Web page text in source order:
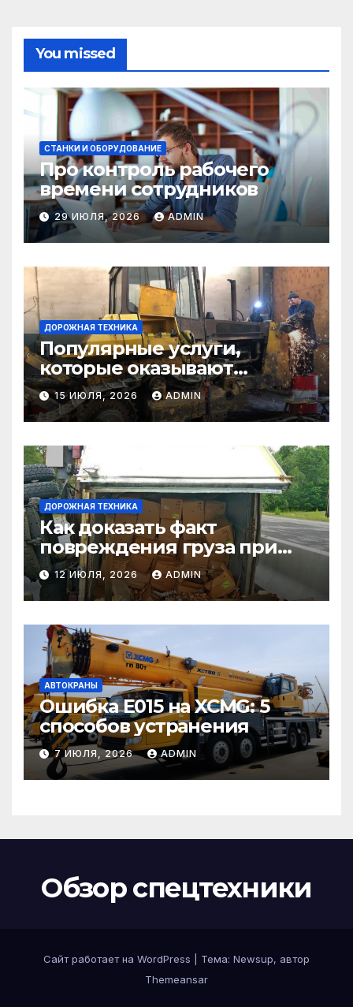
You missed
СТАНКИ И ОБОРУДОВАНИЕ
Про контроль рабочего
времени сотрудников
29 ИЮЛЯ, 2026 ADMIN
ДОРОЖНАЯ ТЕХНИКА
Популярные услуги,
которые оказывают
самосвалы в строительстве
и логистике
15 ИЮЛЯ, 2026 ADMIN
ДОРОЖНАЯ ТЕХНИКА
Как доказать факт
повреждения груза при
страховом случае
12 ИЮЛЯ, 2026 ADMIN
АВТОКРАНЫ
Ошибка E015 на XCMG: 5
способов устранения
7 ИЮЛЯ, 2026 ADMIN
Обзор спецтехники
Сайт работает на WordPress
Тема: Newsup, автор
Themeansar